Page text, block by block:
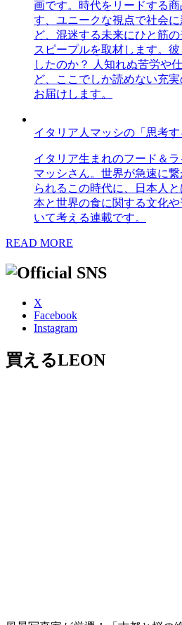
画です。時代をリードする
す、ユニークな視点で社会
ど、混迷する未来にひと筋
スピープルを取材します。
したのか？ 人知れぬ苦労や
ど、ここでしか読めない充
お届けします。
イタリア人マッシの「思考す
イタリア生まれのフード＆ラ
マッシさん。世界が急速に
られるこの時代に、日本人
本と世界の食に関する文化
いて考える連載です。
READ MORE
X
Facebook
Instagram
買えるLEON